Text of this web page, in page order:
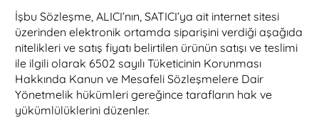
İşbu Sözleşme, ALICI’nın, SATICI’ya ait internet sitesi
üzerinden elektronik ortamda siparişini verdiği aşağıda
nitelikleri ve satış fiyatı belirtilen ürünün satışı ve teslimi
ile ilgili olarak 6502 sayılı Tüketicinin Korunması
Hakkında Kanun ve Mesafeli Sözleşmelere Dair
Yönetmelik hükümleri gereğince tarafların hak ve
yükümlülüklerini düzenler.